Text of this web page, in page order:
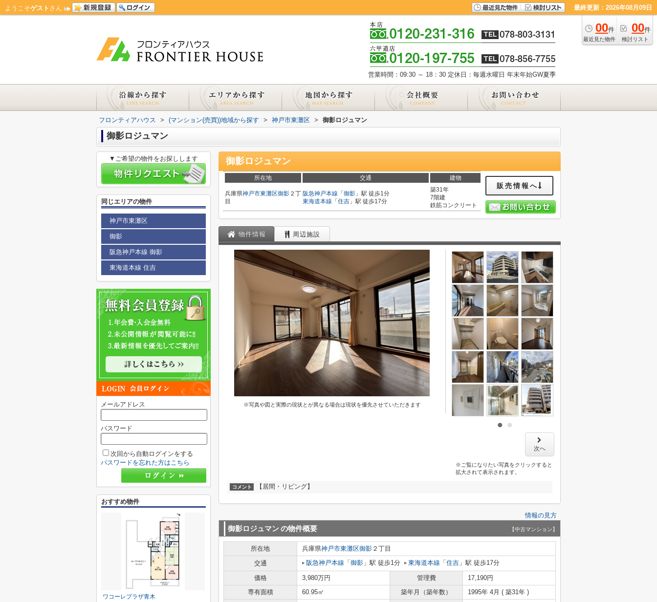
ようこそゲスト さん 最終更新：2026年08月09日
00件
最近見た物件
00件
検討リスト
営業時間：09:30 ～ 18：30 定休日：毎週水曜日 年末年始GW夏季
フロンティアハウス > (マンション(売買))地域から探す > 神戸市東灘区 > 御影ロジュマン
御影ロジュマン
御影ロジュマン
所在地 交通 建物
兵庫県神戸市東灘区御影 ２丁
目
阪急神戸本線 「 御影 」駅 徒歩1分
東海道本線 「 住吉 」駅 徒歩17分
築31年
7階建
鉄筋コンクリート
販売情報へ
物件情報 周辺施設
※写真や図と実際の現状とが異なる場合は現状を優先させていただきます
次へ
※ご覧になりたい写真をクリックすると
拡大されて表示されます。
コメント 【居間・リビング】
情報の見方
御影ロジュマンの物件概要 【中古マンション】
所在地 兵庫県神戸市東灘区御影 ２丁目
交通
阪急神戸本線 「 御影 」駅 徒歩1分 東海道本線 「 住吉 」駅 徒歩17分
価格 3,980万円 管理費
17,190円
専有面積
60.95㎡ 築年月（築年数） 1995年 4月 ( 築31年 )
▼ご希望の物件をお探しします
同じエリアの物件
神戸市東灘区
御影
阪急神戸本線 御影
東海道本線 住吉
メールアドレス
パスワード
次回から自動ログインをする
パスワードを忘れた方はこちら
おすすめ物件
ワコーレプラザ青木